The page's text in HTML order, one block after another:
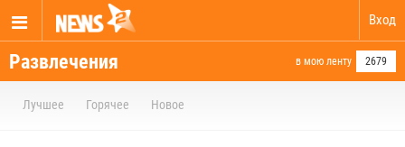
Вход
Развлечения в мою ленту 2679
Лучшее Горячее Новое